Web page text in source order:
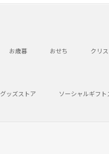
お歳暮 おせち クリ
グッズストア ソーシャルギフト